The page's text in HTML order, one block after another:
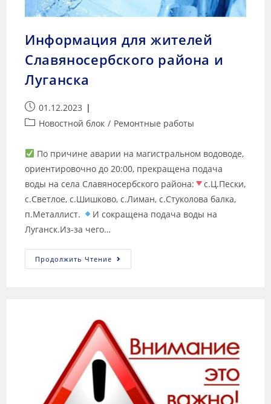
Информация для жителей
Славяносербского района и
Луганска
01.12.2023
Новостной блок / Ремонтные работы
По причине аварии на магистральном водоводе,
ориентировочно до 20:00, прекращена подача
воды на села Славяносербского района:
с.Ц.Пески,
с.Светлое, с.Шишково, с.Лиман, с.Стуколова балка,
п.Металлист.
И сокращена подача воды на
Луганск.Из-за чего…
Продолжить Чтение